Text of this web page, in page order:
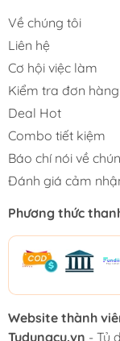
Về chúng tôi
Liên hệ
Cơ hội việc làm
Kiểm tra đơn hàng
Deal Hot
Combo tiết kiệm
Báo chí nói về
Đánh giá cảm
Phương thức
Website thành
Tudungcu.vn - Tủ